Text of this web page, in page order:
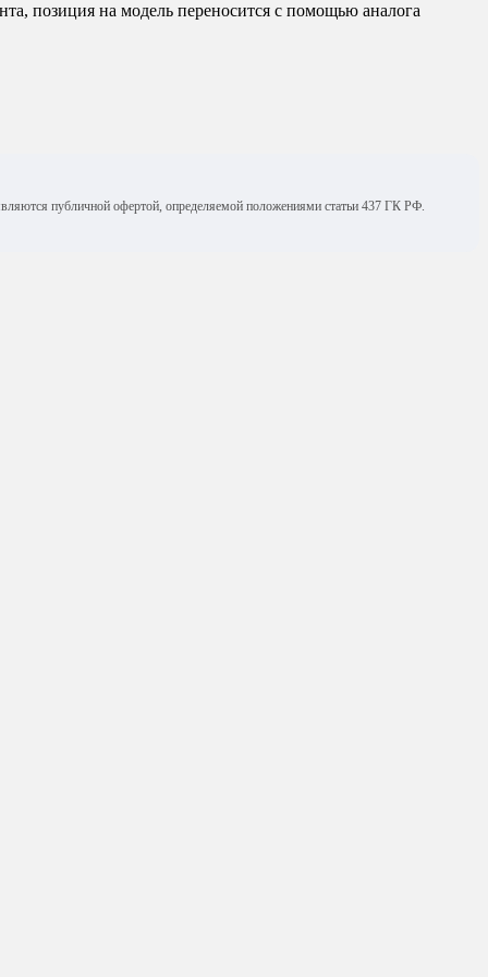
позиция на модель переносится с помощью аналога
публичной офертой, определяемой положениями статьи 437 ГК РФ.